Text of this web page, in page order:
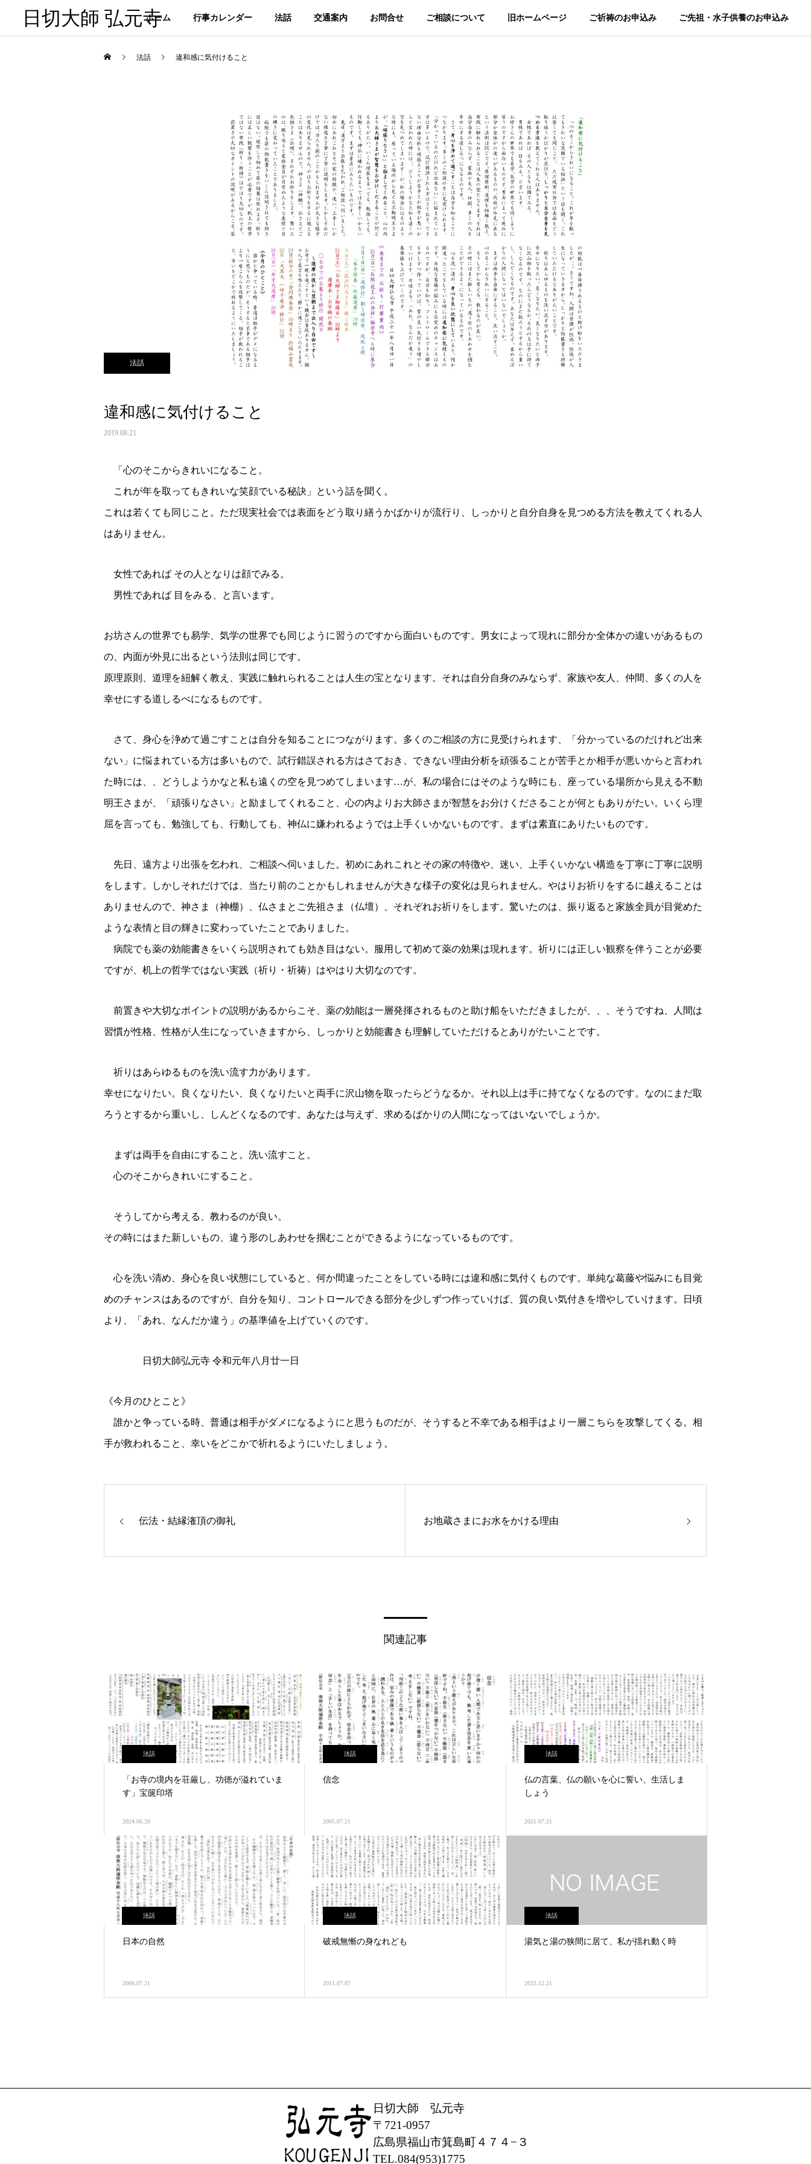
日切大師 弘元寺
ホーム 行事カレンダー 法話 交通案内 お問合せ ご相談について 旧ホームページ ご祈祷のお申込み ご先祖・水子供養のお申込み
法話 違和感に気付けること
法話
違和感に気付けること
2019.08.21
「心のそこからきれいになること。
これが年を取ってもきれいな笑顔でいる秘訣」という話を聞く。
これは若くても同じこと。ただ現実社会では表面をどう取り繕うかばかりが流行り、しっかりと自分自身を見つめる方法を教えてくれる人
はありません。
女性であれば その人となりは顔でみる。
男性であれば 目をみる、と言います。
お坊さんの世界でも易学、気学の世界でも同じように習うのですから面白いものです。男女によって現れに部分か全体かの違いがあるもの
の、内面が外見に出るという法則は同じです。
原理原則、道理を紐解く教え、実践に触れられることは人生の宝となります。それは自分自身のみならず、家族や友人、仲間、多くの人を
幸せにする道しるべになるものです。
さて、身心を浄めて過ごすことは自分を知ることにつながります。多くのご相談の方に見受けられます、「分かっているのだけれど出来
ない」に悩まれている方は多いもので、試行錯誤される方はさておき、できない理由分析を頑張ることが苦手とか相手が悪いからと言われ
た時には、、どうしようかなと私も遠くの空を見つめてしまいます…が、私の場合にはそのような時にも、座っている場所から見える不動
明王さまが、「頑張りなさい」と励ましてくれること、心の内よりお大師さまが智慧をお分けくださることが何ともありがたい。いくら理
屈を言っても、勉強しても、行動しても、神仏に嫌われるようでは上手くいかないものです。まずは素直にありたいものです。
先日、遠方より出張を乞われ、ご相談へ伺いました。初めにあれこれとその家の特徴や、迷い、上手くいかない構造を丁寧に丁寧に説明
をします。しかしそれだけでは、当たり前のことかもしれませんが大きな様子の変化は見られません。やはりお祈りをするに越えることは
ありませんので、神さま（神棚）、仏さまとご先祖さま（仏壇）、それぞれお祈りをします。驚いたのは、振り返ると家族全員が目覚めた
ような表情と目の輝きに変わっていたことでありました。
病院でも薬の効能書きをいくら説明されても効き目はない。服用して初めて薬の効果は現れます。祈りには正しい観察を伴うことが必要
ですが、机上の哲学ではない実践（祈り・祈祷）はやはり大切なのです。
前置きや大切なポイントの説明があるからこそ、薬の効能は一層発揮されるものと助け船をいただきましたが、、、そうですね、人間は
習慣が性格、性格が人生になっていきますから、しっかりと効能書きも理解していただけるとありがたいことです。
祈りはあらゆるものを洗い流す力があります。
幸せになりたい。良くなりたい、良くなりたいと両手に沢山物を取ったらどうなるか。それ以上は手に持てなくなるのです。なのにまだ取
ろうとするから重いし、しんどくなるのです。あなたは与えず、求めるばかりの人間になってはいないでしょうか。
まずは両手を自由にすること。洗い流すこと。
心のそこからきれいにすること。
そうしてから考える、教わるのが良い。
その時にはまた新しいもの、違う形のしあわせを掴むことができるようになっているものです。
心を洗い清め、身心を良い状態にしていると、何か間違ったことをしている時には違和感に気付くものです。単純な葛藤や悩みにも目覚
めのチャンスはあるのですが、自分を知り、コントロールできる部分を少しずつ作っていけば、質の良い気付きを増やしていけます。日頃
より、「あれ、なんだか違う」の基準値を上げていくのです。
日切大師弘元寺 令和元年八月廿一日
《今月のひとこと》
誰かと争っている時、普通は相手がダメになるようにと思うものだが、そうすると不幸である相手はより一層こちらを攻撃してくる。相
手が救われること、幸いをどこかで祈れるようにいたしましょう。
伝法・結縁潅頂の御礼 お地蔵さまにお水をかける理由
関連記事
法話
「お寺の境内を荘厳し、功徳が溢れていま
す」宝篋印塔
2024.06.20
法話
信念
2005.07.21
法話
仏の言葉、仏の願いを心に誓い、生活しま
しょう
2021.07.21
法話
日本の自然
2006.07.21
法話
破戒無慚の身なれども
2011.07.07
法話
湯気と湯の狭間に居て、私が揺れ動く時
2022.12.21
日切大師 弘元寺
〒721-0957
広島県福山市箕島町４７４−３
TEL.084(953)1775